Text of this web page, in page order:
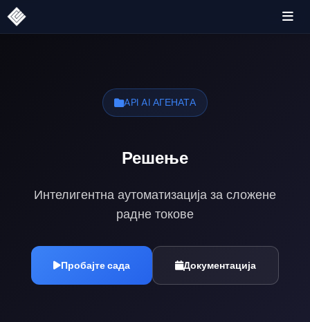
API AI АГЕНАТА
Решење
Интелигентна аутоматизација за сложене
радне токове
Пробајте сада Документација